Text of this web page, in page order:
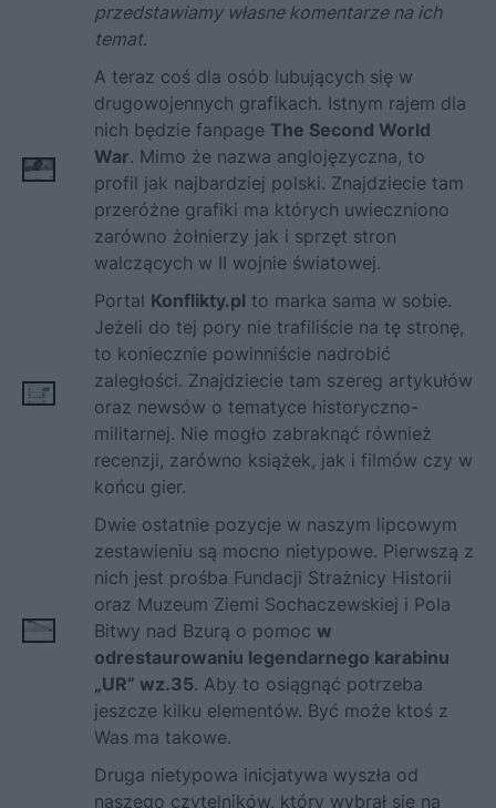
przedstawiamy własne komentarze na ich
temat.
A teraz coś dla osób lubujących się w
drugowojennych grafikach. Istnym rajem dla
nich będzie fanpage The Second World
War. Mimo że nazwa anglojęzyczna, to
profil jak najbardziej polski. Znajdziecie tam
przeróżne grafiki ma których uwieczniono
zarówno żołnierzy jak i sprzęt stron
walczących w II wojnie światowej.
Portal Konflikty.pl to marka sama w sobie.
Jeżeli do tej pory nie trafiliście na tę stronę,
to koniecznie powinniście nadrobić
zaległości. Znajdziecie tam szereg artykułów
oraz newsów o tematyce historyczno-
militarnej. Nie mogło zabraknąć również
recenzji, zarówno książek, jak i filmów czy w
końcu gier.
Dwie ostatnie pozycje w naszym lipcowym
zestawieniu są mocno nietypowe. Pierwszą z
nich jest prośba Fundacji Strażnicy Historii
oraz Muzeum Ziemi Sochaczewskiej i Pola
Bitwy nad Bzurą o pomoc w
odrestaurowaniu legendarnego karabinu
„UR” wz.35. Aby to osiągnąć potrzeba
jeszcze kilku elementów. Być może ktoś z
Was ma takowe.
Druga nietypowa inicjatywa wyszła od
naszego czytelników, który wybrał się na